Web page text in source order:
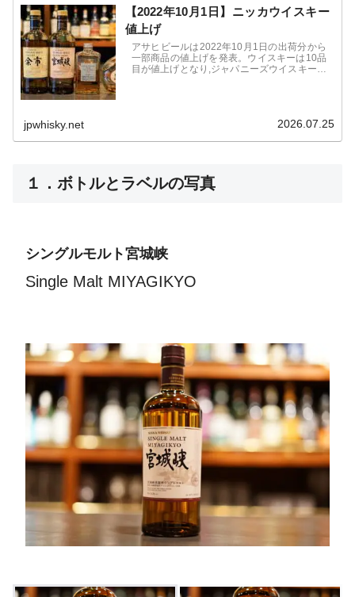
【2022年10月1日】ニッカウイスキー
値上げ
アサヒビールは2022年10月1日の出荷分から
一部商品の値上げを発表。ウイスキーは10品
目が値上げとなり,ジャパニーズウイスキーは
jpwhisky.net 2026.07.25
１．ボトルとラベルの写真
シングルモルト宮城峡
Single Malt MIYAGIKYO